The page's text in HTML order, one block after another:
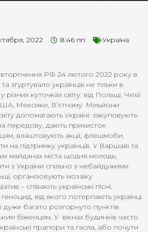
2022 8:46 пп Україна
РФ 24 лютого 2022 року в
згуртувало українців не тільки в
різних куточках світу: від Польщі, Чехії
Мексики, В’єтнаму. Мільйони
допомагають Україні: закуповують
передову, дають прихисток
влаштовують акції, флешмоби,
на підтримку українців. У Варшаві та
майданах міста щодня молодь,
з України спільно з небайдужими
організовують мозаїку
– співають українські пісні,
від якого потерпають українці.
багато розгорнуто пунктів
біженцям. У вікнах будинків часто
прапори та гасла, або почути